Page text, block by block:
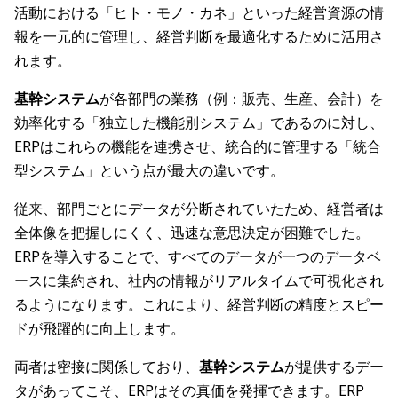
活動における「ヒト・モノ・カネ」といった経営資源の情
報を一元的に管理し、経営判断を最適化するために活用さ
れます。
基幹システムが各部門の業務（例：販売、生産、会計）を
効率化する「独立した機能別システム」であるのに対し、
ERPはこれらの機能を連携させ、統合的に管理する「統合
型システム」という点が最大の違いです。
従来、部門ごとにデータが分断されていたため、経営者は
全体像を把握しにくく、迅速な意思決定が困難でした。
ERPを導入することで、すべてのデータが一つのデータベ
ースに集約され、社内の情報がリアルタイムで可視化され
るようになります。これにより、経営判断の精度とスピー
ドが飛躍的に向上します。
両者は密接に関係しており、 基幹システムが提供するデー
タがあってこそ、ERPはその真価を発揮できます。ERP